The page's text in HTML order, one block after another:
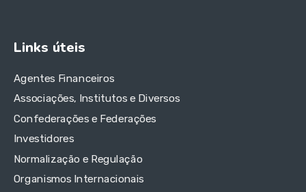
Links úteis
Agentes Financeiros
Associações, Institutos e Diversos
Confederações e Federações
Investidores
Normalização e Regulação
Organismos Internacionais